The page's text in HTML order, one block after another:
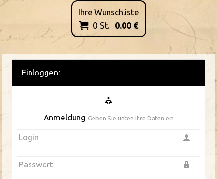
Ihre Wunschliste
 0 St. 0.00€
Einloggen:
Anmeldung Geben Sie unten Ihre Daten ein